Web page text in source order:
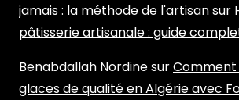
jamais : la méthode de l'artisansur
pâtisserie artisanale : guide
Benabdallah NordinesurComment
glaces de qualité en Algérie avec